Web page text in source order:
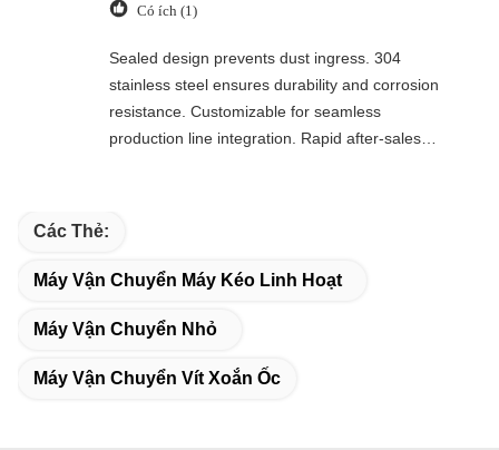
Có ích (1)
Sealed design prevents dust ingress. 304
stainless steel ensures durability and corrosion
resistance. Customizable for seamless
production line integration. Rapid after-sales
Các Thẻ:
Máy Vận Chuyển Máy Kéo Linh Hoạt
Máy Vận Chuyển Nhỏ
Máy Vận Chuyển Vít Xoắn Ốc